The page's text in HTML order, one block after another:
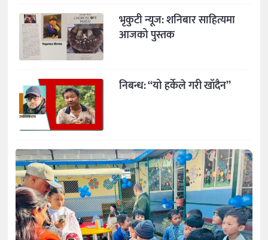
भृकुटी न्यूज: शनिबार साहित्यमा
आजको पुस्तक
निबन्ध: “यो हर्केले गरी खाँदैन”